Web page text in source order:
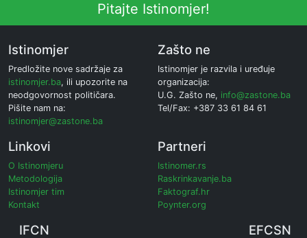
Pitajte Istinomjer!
Istinomjer
Predložite nove sadržaje za
istinomjer.ba, ili upozorite na
neodgovornost političara.
Pišite nam na:
istinomjer@zastone.ba
Zašto ne
Istinomjer je razvila i uređuje
organizacija:
U.G. Zašto ne, info@zastone.ba
Tel/Fax: +387 33 61 84 61
Linkovi
O Istinomjeru
Metodologija
Istinomjer tim
Kontakt
Partneri
Istinomer.rs
Raskrinkavanje.ba
Faktograf.hr
Poynter.org
IFCN EFCSN